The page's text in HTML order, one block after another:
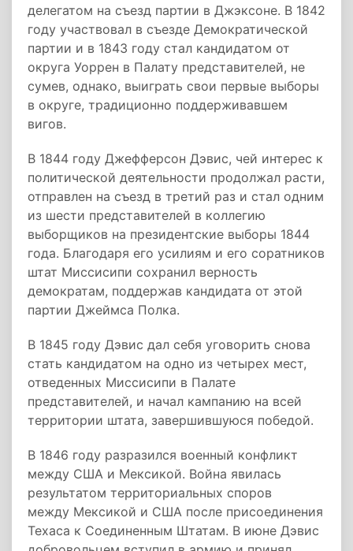
делегатом на съезд партии в Джэксоне. В 1842
году участвовал в съезде Демократической
партии и в 1843 году стал кандидатом от
округа Уоррен в Палату представителей, не
сумев, однако, выиграть свои первые выборы
в округе, традиционно поддерживавшем
вигов.
В 1844 году Джефферсон Дэвис, чей интерес к
политической деятельности продолжал расти,
отправлен на съезд в третий раз и стал одним
из шести представителей в коллегию
выборщиков на президентские выборы 1844
года. Благодаря его усилиям и его соратников
штат Миссисипи сохранил верность
демократам, поддержав кандидата от этой
партии Джеймса Полка.
В 1845 году Дэвис дал себя уговорить снова
стать кандидатом на одно из четырех мест,
отведенных Миссисипи в Палате
представителей, и начал кампанию на всей
территории штата, завершившуюся победой.
В 1846 году разразился военный конфликт
между США и Мексикой. Война явилась
результатом территориальных споров
между Мексикой и США после присоединения
Техаса к Соединенным Штатам. В июне Дэвис